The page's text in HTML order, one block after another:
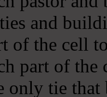
and
of the cell
part of
only tie that